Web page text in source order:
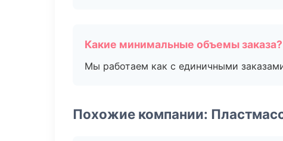
Какие минимальные объемы заказа?
Мы работаем как с единичными
Похожие компании: